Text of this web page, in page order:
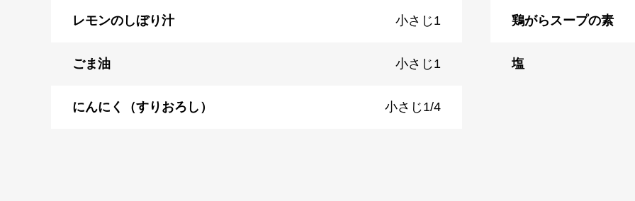
レモンのしぼり汁 小さじ1 鶏がらスープの素
ごま油 小さじ1 塩
にんにく（すりおろし） 小さじ1/4